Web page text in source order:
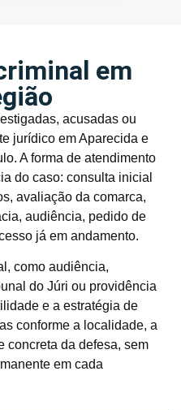
em
acusadas ou
jurídico em Aparecida e
A forma de atendimento
do caso: consulta inicial
avaliação da comarca,
audiência, pedido de
já em andamento.
como audiência,
do Júri ou providência
e a estratégia de
conforme a localidade, a
concreta da defesa, sem
em cada